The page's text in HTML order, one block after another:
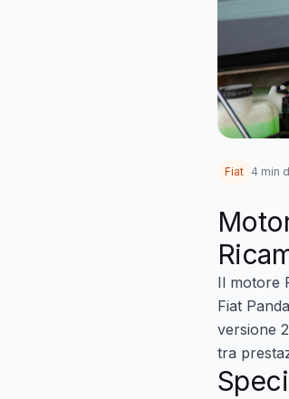
Fiat 4 min
Il motore
Fiat Panda
versione
tra